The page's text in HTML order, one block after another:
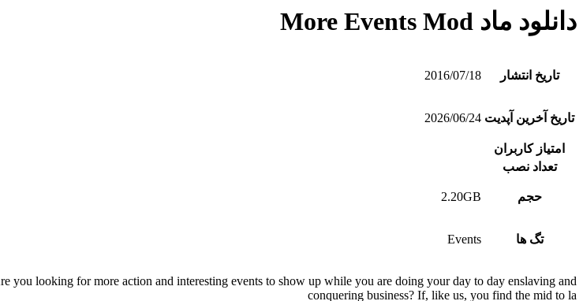
دانلود ماد More Events Mod
تاریخ انتشار 2016/07/18
تاریخ آخرین آپدیت 2026/06/24
امتیاز کاربران
تعداد نصب
حجم 2.20GB
تگ ها Events
looking for more action and interesting events to show up while you are doing your day to day enslaving and
conquering business? If, like us, you find the mid to la